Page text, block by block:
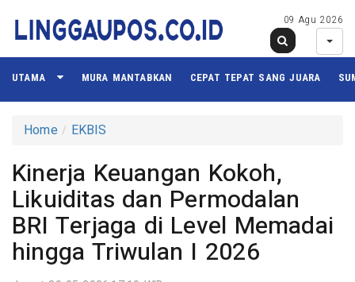
09 Agu 2026
UTAMA MURA MANTABKAN CEPAT TEPAT SANG JUARA
Home EKBIS
Kinerja Keuangan Kokoh,
Likuiditas dan Permodalan
BRI Terjaga di Level Memadai
hingga Triwulan I 2026